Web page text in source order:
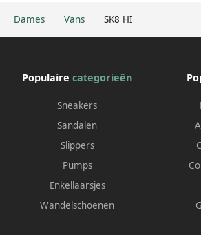
Dames Vans SK8 HI
Populaire categorieën
Sneakers
Sandalen
Slippers
Pumps
Enkellaarsjes
Wandelschoenen